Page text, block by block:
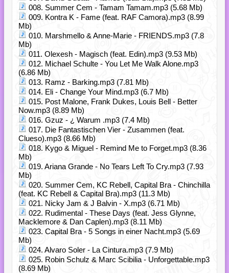
008. Summer Cem - Tamam Tamam.mp3 (5.68 Mb)
009. Kontra K - Fame (feat. RAF Camora).mp3 (8.99
Mb)
010. Marshmello & Anne-Marie - FRIENDS.mp3 (7.8
Mb)
011. Olexesh - Magisch (feat. Edin).mp3 (9.53 Mb)
012. Michael Schulte - You Let Me Walk Alone.mp3
(6.86 Mb)
013. Ramz - Barking.mp3 (7.81 Mb)
014. Eli - Change Your Mind.mp3 (6.7 Mb)
015. Post Malone, Frank Dukes, Louis Bell - Better
Now.mp3 (8.89 Mb)
016. Gzuz - ¿ Warum .mp3 (7.4 Mb)
017. Die Fantastischen Vier - Zusammen (feat.
Clueso).mp3 (8.66 Mb)
018. Kygo & Miguel - Remind Me to Forget.mp3 (8.36
Mb)
019. Ariana Grande - No Tears Left To Cry.mp3 (7.93
Mb)
020. Summer Cem, KC Rebell, Capital Bra - Chinchilla
(feat. KC Rebell & Capital Bra).mp3 (11.3 Mb)
021. Nicky Jam & J Balvin - X.mp3 (6.71 Mb)
022. Rudimental - These Days (feat. Jess Glynne,
Macklemore & Dan Caplen).mp3 (8.11 Mb)
023. Capital Bra - 5 Songs in einer Nacht.mp3 (5.69
Mb)
024. Alvaro Soler - La Cintura.mp3 (7.9 Mb)
025. Robin Schulz & Marc Scibilia - Unforgettable.mp3
(8.69 Mb)